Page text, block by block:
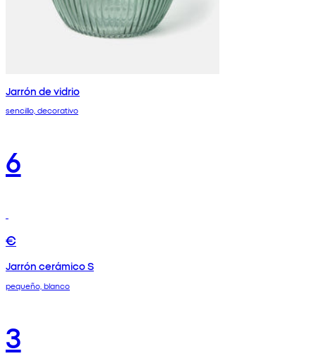
Jarrón de vidrio
sencillo, decorativo
6
€
Jarrón cerámico S
pequeño, blanco
3